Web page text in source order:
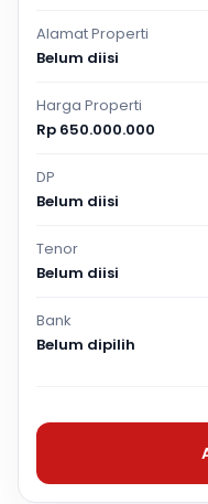
Alamat Properti
Belum diisi
Harga Properti
Rp 650.000.000
DP
Belum diisi
Tenor
Belum diisi
Bank
Belum dipilih